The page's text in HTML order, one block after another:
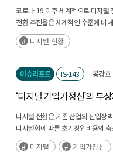
코로나-19 이후 세계적으로 디지털
전환 추진율은 세계적인 수준에 비
디지털 전환
이슈리포트 IS-143 봉강호
‘디지털 기업가정신’의 부
시사점
디지털 전환은 기존 산업의 진입장
디지털화에 따른 초기창업비용의
환경적 변화를 초래하고 있다. (후략)
디지털 기업가정신